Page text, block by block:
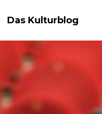
Das Kulturblog